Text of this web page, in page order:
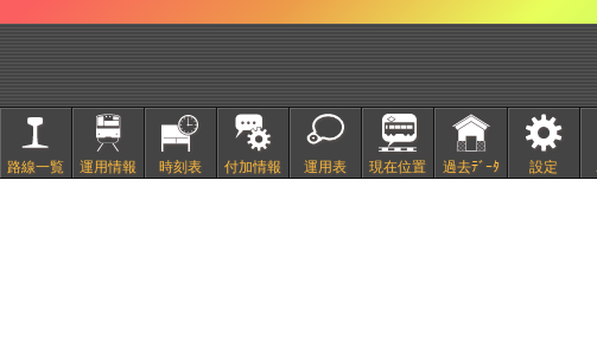
路線一覧 運用情報 時刻表 付加情報 運用表 現在位置 過去ﾃﾞｰﾀ 設定